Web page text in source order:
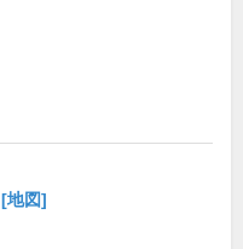
[地図]